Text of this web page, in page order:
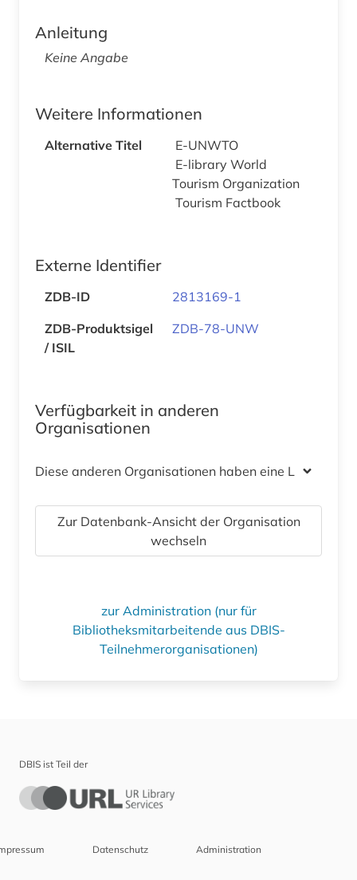
Anleitung
Keine Angabe
Weitere Informationen
Alternative Titel
E-UNWTO
E-library World
Tourism Organization
Tourism Factbook
Externe Identifier
ZDB-ID
2813169-1
ZDB-Produktsigel
/ ISIL
ZDB-78-UNW
Verfügbarkeit in anderen
Organisationen
Diese anderen Organisationen haben eine Lizenz
Zur Datenbank-Ansicht der Organisation
wechseln
zur Administration (nur für
Bibliotheksmitarbeitende aus DBIS-
Teilnehmerorganisationen)
DBIS ist Teil der
Datenschutz Administration